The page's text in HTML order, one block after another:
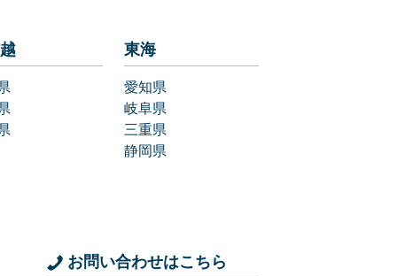
東海
愛知県
岐阜県
三重県
静岡県
お問い合わせはこちら